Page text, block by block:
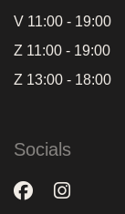
V 11:00 - 19:00
Z 11:00 - 19:00
Z 13:00 - 18:00
Socials